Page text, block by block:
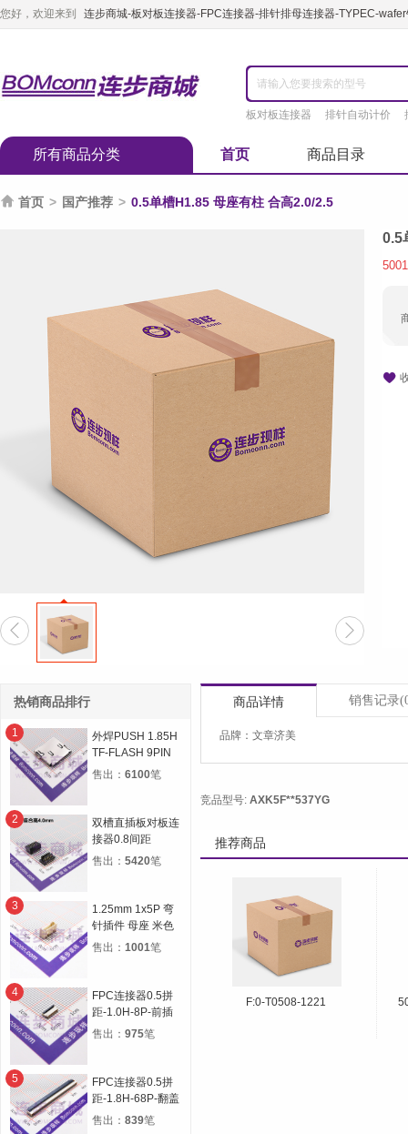
您好，欢迎来到 连步商城-板对板连接器-FPC连接器-排针排母连接器-TYPEC-
板对板连接器 排针自动计价
所有商品分类 首页 商品目录
 首页 > 国产推荐 > 0.5单槽H1.85 母座有柱 合高2.0/2.5
 
0.5

商品详情 销售记录
品牌：文章济美
竞品型号: AXK5F**537YG
推荐商品
F:0-T0508-1221
热销商品排行
1
外焊PUSH 1.85H
TF-FLASH 9PIN
MICRO SD CARD
售出： 6100笔
2
双槽直插板对板连
接器0.8间距
12P(2*6) 合高
售出： 5420笔
3
1.25mm 1x5P 弯
针插件 母座 米色
售出： 1001笔
4
FPC连接器0.5拼
距-1.0H-8P-前插
后锁
售出： 975笔
5
FPC连接器0.5拼
距-1.8H-68P-翻盖
下接
售出： 839笔